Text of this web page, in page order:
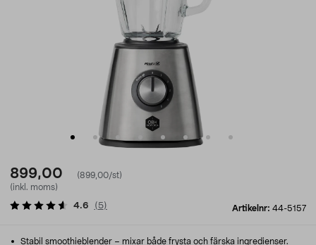
899,00
(899,00/st)
(inkl. moms)
Artikelnr: 44-5157
4.6 ( 5)
Stabil smoothieblender – mixar både frysta och färska ingredienser.